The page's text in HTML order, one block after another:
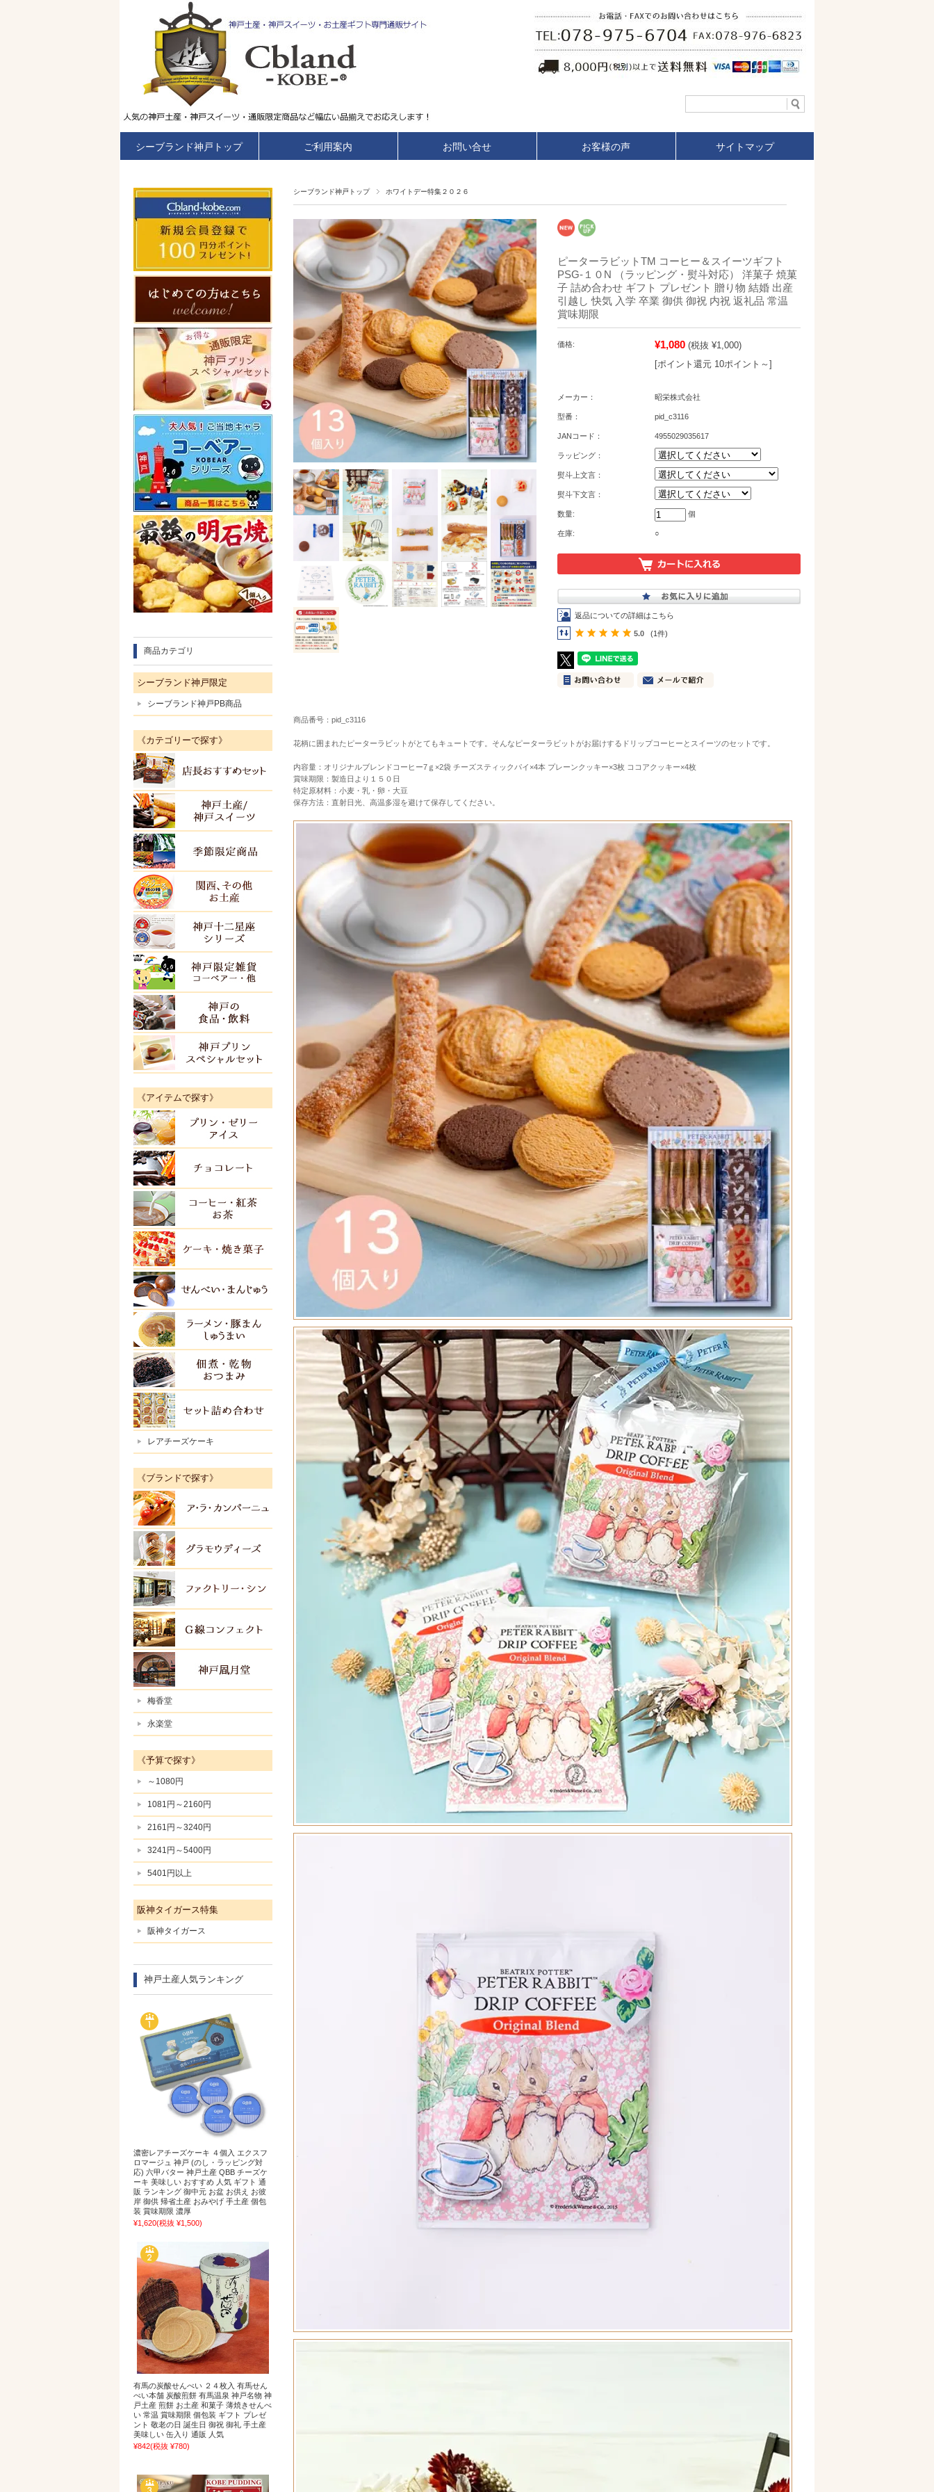
シーブランド神戸トップ ご利用案内 お問い合せ お客様の声 サイトマップ
シーブランド神戸トップ ホワイトデー特集２０２６
ピーターラビットTM コーヒー＆スイーツギフト
PSG-１０N （ラッピング・熨斗対応） 洋菓子 焼菓
子 詰め合わせ ギフト プレゼント 贈り物 結婚 出産
引越し 快気 入学 卒業 御供 御祝 内祝 返礼品 常温
賞味期限
価格: ¥1,080 (税抜 ¥1,000)
[ポイント還元 10ポイント～]
メーカー： 昭栄株式会社
型番： pid_c3116
JANコード： 4955029035617
ラッピング：
熨斗上文言：
熨斗下文言：
数量: 個
在庫: ○
返品についての詳細はこちら
5.0 (1件)
商品番号：pid_c3116
花柄に囲まれたピーターラビットがとてもキュートです。そんなピーターラビットがお届けするドリップコーヒーとスイーツのセットです。
内容量：オリジナルブレンドコーヒー7ｇ×2袋 チーズスティックパイ×4本 プレーンクッキー×3枚 ココアクッキー×4枚
賞味期限：製造日より１５０日
特定原材料：小麦・乳・卵・大豆
保存方法：直射日光、高温多湿を避けて保存してください。
商品カテゴリ
シーブランド神戸限定
シーブランド神戸PB商品
《カテゴリーで探す》
店長おすすめセット
関西・その他のお土産
ＫＯＢＥ十二星座シリーズ
神戸プリンスペシャルセット
《アイテムで探す》
プリン・ゼリー・アイス
チョコレート
紅茶・コーヒー・お茶
ケーキ・クッキー・焼菓子
せんべい・まんじゅう
ラーメン・豚まん・しゅうまい
佃煮・乾物・おつまみ・調味料
セット・詰合せ
レアチーズケーキ
《ブランドで探す》
グラモウディーズ
ファクトリーシン
梅香堂
永楽堂
《予算で探す》
～1080円
1081円～2160円
2161円～3240円
3241円～5400円
5401円以上
阪神タイガース特集
阪神タイガース
神戸土産人気ランキング
濃密レアチーズケーキ ４個入 エクスフ
ロマージュ 神戸 (のし・ラッピング対
応) 六甲バター 神戸土産 QBB チーズケ
ーキ 美味しい おすすめ 人気 ギフト 通
販 ランキング 御中元 お盆 お供え お彼
岸 御供 帰省土産 おみやげ 手土産 個包
装 賞味期限 濃厚
¥1,620(税抜 ¥1,500)
有馬の炭酸せんべい ２４枚入 有馬せん
べい本舗 炭酸煎餅 有馬温泉 神戸名物 神
戸土産 煎餅 お土産 和菓子 薄焼きせんべ
い 常温 賞味期限 個包装 ギフト プレゼ
ント 敬老の日 誕生日 御祝 御礼 手土産
美味しい 缶入り 通販 人気
¥842(税抜 ¥780)